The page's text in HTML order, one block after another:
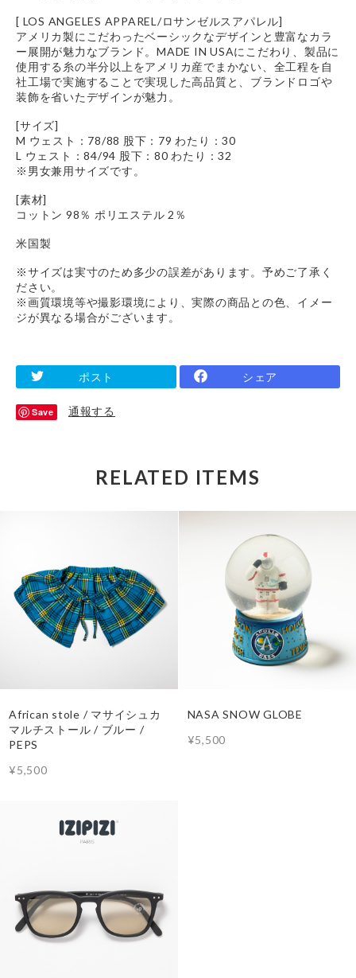
[ LOS ANGELES APPAREL/ロサンゼルスアパレル]
アメリカ製にこだわったベーシックなデザインと豊富なカラ
ー展開が魅力なブランド。MADE IN USAにこだわり、製品に
使用する糸の半分以上をアメリカ産でまかない、全工程を自
社工場で実施することで実現した高品質と、ブランドロゴや
装飾を省いたデザインが魅力。
[サイズ]
M ウェスト：78/88 股下：79 わたり：30
L ウェスト：84/94 股下：80 わたり：32
※男女兼用サイズです。
[素材]
コットン 98％ ポリエステル 2％
米国製
※サイズは実寸のため多少の誤差があります。予めご了承く
ださい。
※画質環境等や撮影環境により、実際の商品との色、イメー
ジが異なる場合がございます。
ポスト シェア
Save 通報する
RELATED ITEMS
African stole / マサイシュカ
マルチストール / ブルー /
PEPS
¥5,500
NASA SNOW GLOBE
¥5,500